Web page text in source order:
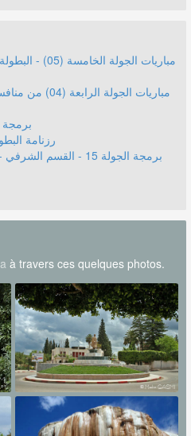
مباريات الجولة
مباريات الجولة
برمجة الجولة
رزنامة
برمجة الجولة 15 -
à travers ces quelques photos.